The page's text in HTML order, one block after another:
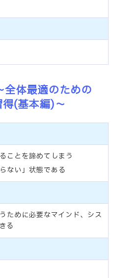
全体最適のための
得(基本編)～
ことを諦めてしまう
ない」状態である
ために必要なマインド、シス
る